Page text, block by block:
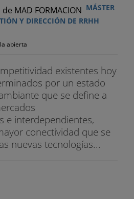
MÁSTER
Y DIRECCIÓN DE RRHH
abierta
existentes hoy
por un estado
que se define a
e interdependientes,
conectividad que se
nuevas tecnologías...